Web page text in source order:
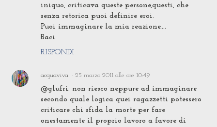
iniquo, criticava queste persone,questi, che
senza retorica puoi definire eroi.
Puoi immaginare la mia reazione....
Baci
RISPONDI
acquaviva 25 marzo 2011 alle ore 10:49
@glufri: non riesco neppure ad immaginare
secondo quale logica quei ragazzetti potessero
criticare chi sfida la morte per fare
onestamente il proprio lavoro a favore di